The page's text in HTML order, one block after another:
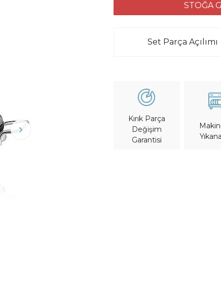
STOĞA
Set Parça Açılımı
Kırık Parça
Değişim
Garantisi